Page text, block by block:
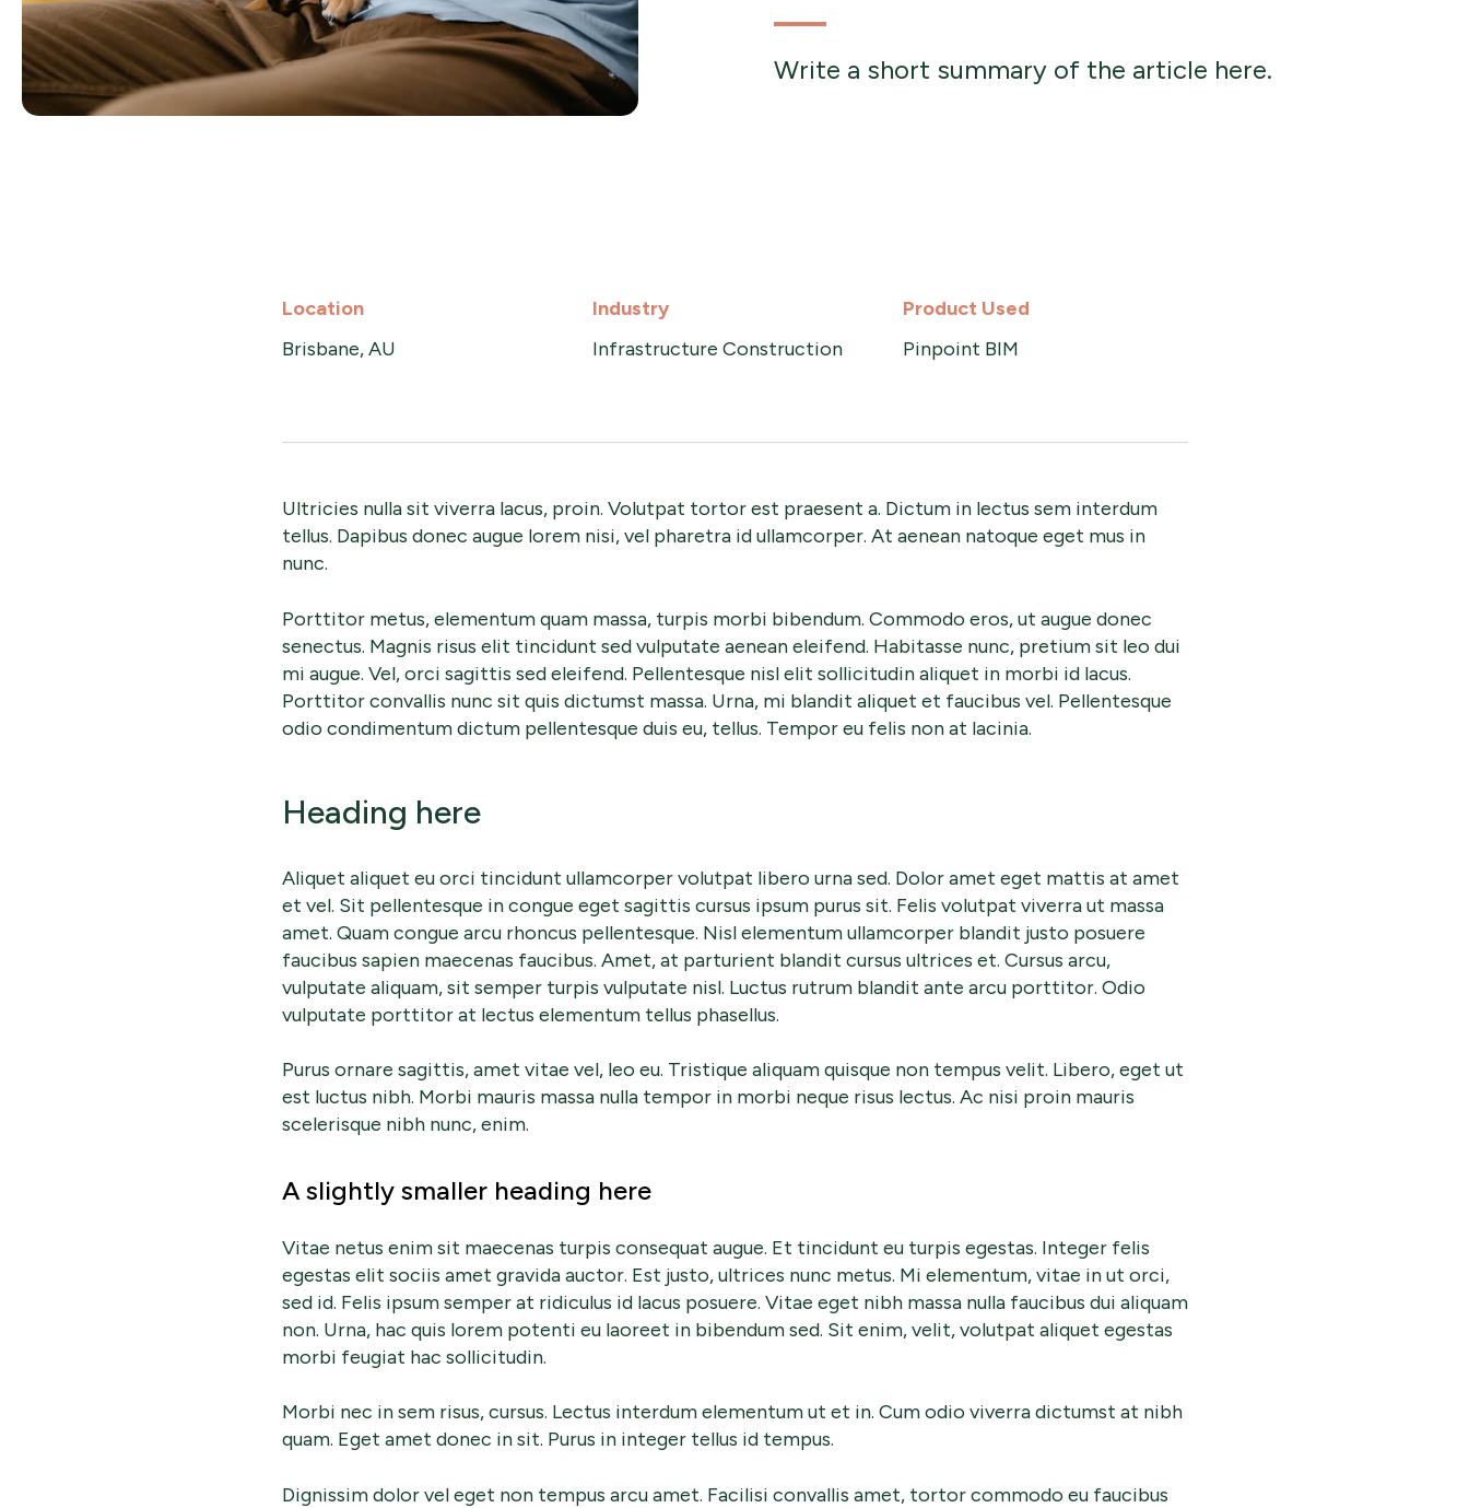
Write a short summary of the article here.
Location
Brisbane, AU
Industry
Infrastructure Construction
Product Used
Pinpoint BIM
Ultricies nulla sit viverra lacus, proin. Volutpat tortor est praesent a. Dictum in lectus sem interdum
tellus. Dapibus donec augue lorem nisi, vel pharetra id ullamcorper. At aenean natoque eget mus in
nunc.
Porttitor metus, elementum quam massa, turpis morbi bibendum. Commodo eros, ut augue donec
senectus. Magnis risus elit tincidunt sed vulputate aenean eleifend. Habitasse nunc, pretium sit leo dui
mi augue. Vel, orci sagittis sed eleifend. Pellentesque nisl elit sollicitudin aliquet in morbi id lacus.
Porttitor convallis nunc sit quis dictumst massa. Urna, mi blandit aliquet et faucibus vel. Pellentesque
odio condimentum dictum pellentesque duis eu, tellus. Tempor eu felis non at lacinia.
Heading here
Aliquet aliquet eu orci tincidunt ullamcorper volutpat libero urna sed. Dolor amet eget mattis at amet
et vel. Sit pellentesque in congue eget sagittis cursus ipsum purus sit. Felis volutpat viverra ut massa
amet. Quam congue arcu rhoncus pellentesque. Nisl elementum ullamcorper blandit justo posuere
faucibus sapien maecenas faucibus. Amet, at parturient blandit cursus ultrices et. Cursus arcu,
vulputate aliquam, sit semper turpis vulputate nisl. Luctus rutrum blandit ante arcu porttitor. Odio
vulputate porttitor at lectus elementum tellus phasellus.
Purus ornare sagittis, amet vitae vel, leo eu. Tristique aliquam quisque non tempus velit. Libero, eget ut
est luctus nibh. Morbi mauris massa nulla tempor in morbi neque risus lectus. Ac nisi proin mauris
scelerisque nibh nunc, enim.
A slightly smaller heading here
Vitae netus enim sit maecenas turpis consequat augue. Et tincidunt eu turpis egestas. Integer felis
egestas elit sociis amet gravida auctor. Est justo, ultrices nunc metus. Mi elementum, vitae in ut orci,
sed id. Felis ipsum semper at ridiculus id lacus posuere. Vitae eget nibh massa nulla faucibus dui aliquam
non. Urna, hac quis lorem potenti eu laoreet in bibendum sed. Sit enim, velit, volutpat aliquet egestas
morbi feugiat hac sollicitudin.
Morbi nec in sem risus, cursus. Lectus interdum elementum ut et in. Cum odio viverra dictumst at nibh
quam. Eget amet donec in sit. Purus in integer tellus id tempus.
Dignissim dolor vel eget non tempus arcu amet. Facilisi convallis amet, tortor commodo eu faucibus